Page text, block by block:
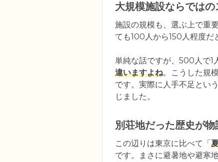
大規模施設ならではの
施設の規模も、選ぶ上で重
ても100人から150人程度だ
単純な話ですが、500人で1
違いますよね。こうした規
です。実際に人手不足とい
じました。
別荘地だった歴史が
この辺りは東京に比べて「
です。まさに避暑地や避寒